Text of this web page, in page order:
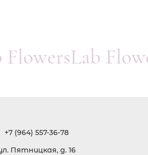
+7 (964) 557-36-78
Пятницкая, д. 16